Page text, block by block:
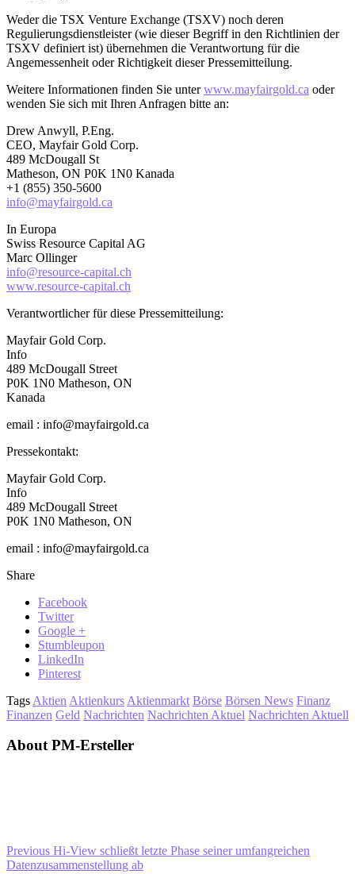
Weder die TSX Venture Exchange (TSXV) noch deren
Regulierungsdienstleister (wie dieser Begriff in den Richtlinien der
TSXV definiert ist) übernehmen die Verantwortung für die
Angemessenheit oder Richtigkeit dieser Pressemitteilung.
Weitere Informationen finden Sie unterwww.mayfairgold.ca oder
wenden Sie sich mit Ihren Anfragen bitte an:
Drew Anwyll, P.Eng.
CEO, Mayfair Gold Corp.
489 McDougall St
Matheson, ON P0K 1N0 Kanada
+1 (855) 350-5600
info@mayfairgold.ca
In Europa
Swiss Resource Capital AG
Marc Ollinger
info@resource-capital.ch
www.resource-capital.ch
Verantwortlicher für diese Pressemitteilung:
Mayfair Gold Corp.
Info
489 McDougall Street
P0K 1N0 Matheson, ON
Kanada
email : info@mayfairgold.ca
Pressekontakt:
Mayfair Gold Corp.
Info
489 McDougall Street
P0K 1N0 Matheson, ON
email : info@mayfairgold.ca
Share
Facebook
Twitter
Google +
Stumbleupon
LinkedIn
Pinterest
Tags Aktien Aktienkurs Aktienmarkt Börse Börsen News Finanz
Finanzen Geld Nachrichten Nachrichten Aktuel Nachrichten Aktuell
About PM-Ersteller
Previous Hi-View schließt letzte Phase seiner umfangreichen
Datenzusammenstellung ab